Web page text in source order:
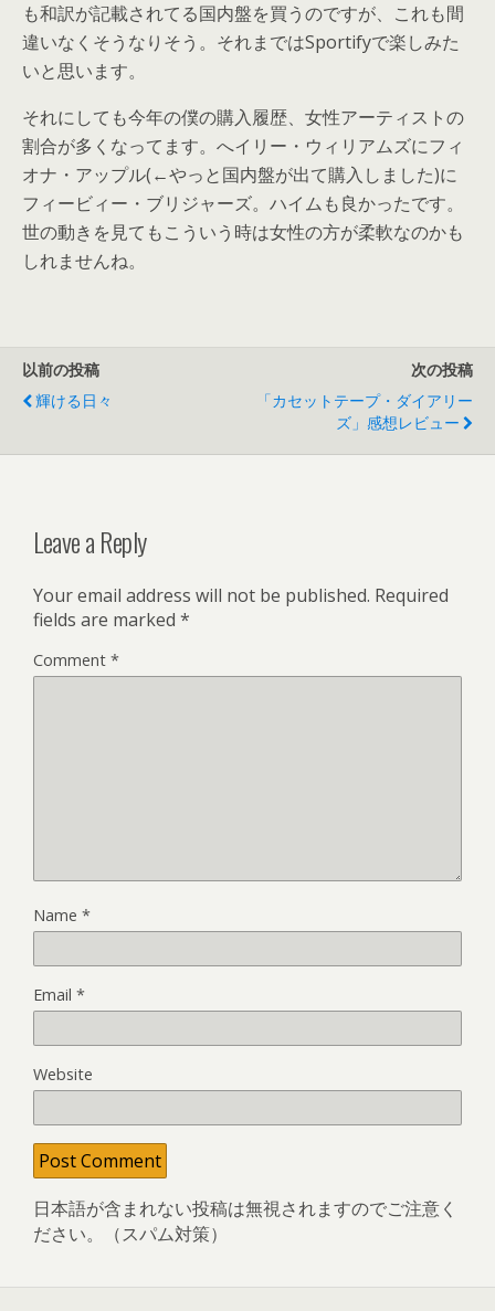
も和訳が記載されてる国内盤を買うのですが、これも間
違いなくそうなりそう。それまではSportifyで楽しみた
いと思います。
それにしても今年の僕の購入履歴、女性アーティストの
割合が多くなってます。へイリー・ウィリアムズにフィ
オナ・アップル(←やっと国内盤が出て購入しました)に
フィービィー・ブリジャーズ。ハイムも良かったです。
世の動きを見てもこういう時は女性の方が柔軟なのかも
しれませんね。
以前の投稿
輝ける日々
次の投稿
「カセットテープ・ダイアリー
ズ」感想レビュー
Leave a Reply
Your email address will not be published. Required
fields are marked *
Comment *
Name *
Email *
Website
日本語が含まれない投稿は無視されますのでご注意く
ださい。（スパム対策）